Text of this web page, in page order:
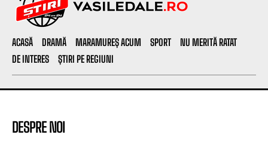
ACASĂ DRAMĂ MARAMUREȘ ACUM SPORT
NU MERITĂ RATAT
DE INTERES
ȘTIRI PE REGIUNI
DESPRE NOI